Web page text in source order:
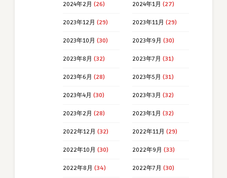
2024年2月 (26) 2024年1月 (27)
2023年12月 (29) 2023年11月 (29)
2023年10月 (30) 2023年9月 (30)
2023年8月 (32) 2023年7月 (31)
2023年6月 (28) 2023年5月 (31)
2023年4月 (30) 2023年3月 (32)
2023年2月 (28) 2023年1月 (32)
2022年12月 (32) 2022年11月 (29)
2022年10月 (30) 2022年9月 (33)
2022年8月 (34) 2022年7月 (30)